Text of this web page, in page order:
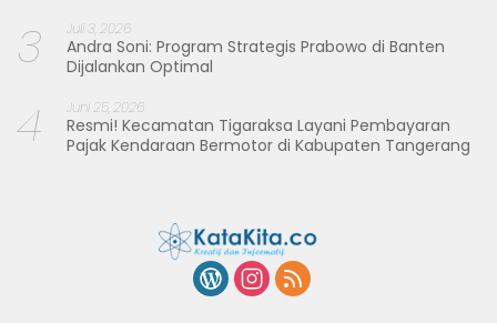
3 Juli 3, 2026
Andra Soni: Program Strategis Prabowo di Banten
Dijalankan Optimal
4 Juni 25, 2026
Resmi! Kecamatan Tigaraksa Layani Pembayaran
Pajak Kendaraan Bermotor di Kabupaten Tangerang